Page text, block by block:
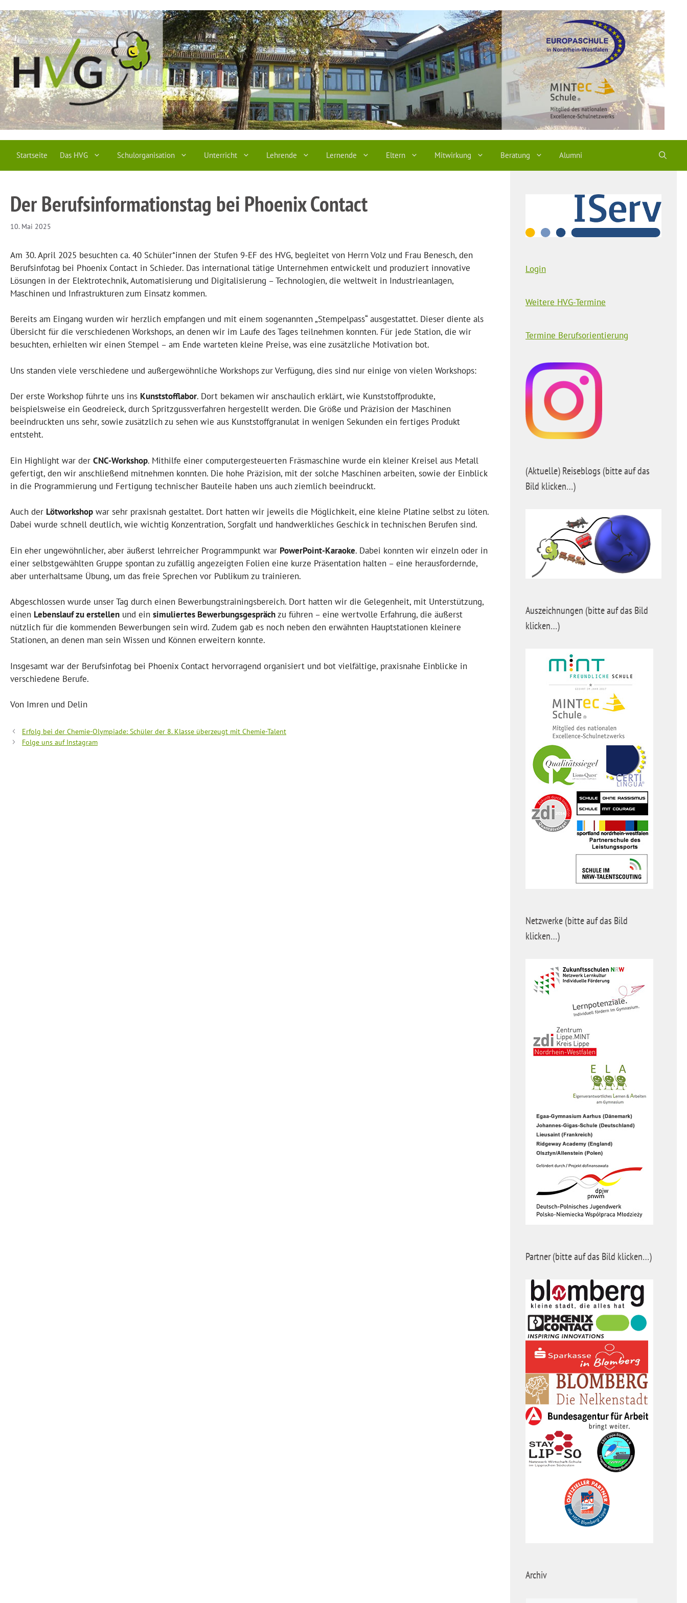
Inhalt
springen
Startseite Das HVG Schulorganisation Unterricht Lehrende Lernende Eltern Mitwirkung Beratung Alumni
Der Berufsinformationstag bei Phoenix Contact
10. Mai 2025
Am 30. April 2025 besuchten ca. 40 Schüler*innen der Stufen 9-EF des HVG, begleitet von Herrn Volz und Frau Benesch, den
Berufsinfotag bei Phoenix Contact in Schieder. Das international tätige Unternehmen entwickelt und produziert innovative
Lösungen in der Elektrotechnik, Automatisierung und Digitalisierung – Technologien, die weltweit in Industrieanlagen,
Maschinen und Infrastrukturen zum Einsatz kommen.
Bereits am Eingang wurden wir herzlich empfangen und mit einem sogenannten „Stempelpass“ ausgestattet. Dieser diente als
Übersicht für die verschiedenen Workshops, an denen wir im Laufe des Tages teilnehmen konnten. Für jede Station, die wir
besuchten, erhielten wir einen Stempel – am Ende warteten kleine Preise, was eine zusätzliche Motivation bot.
Uns standen viele verschiedene und außergewöhnliche Workshops zur Verfügung, dies sind nur einige von vielen Workshops:
Der erste Workshop führte uns ins Kunststofflabor. Dort bekamen wir anschaulich erklärt, wie Kunststoffprodukte,
beispielsweise ein Geodreieck, durch Spritzgussverfahren hergestellt werden. Die Größe und Präzision der Maschinen
beeindruckten uns sehr, sowie zusätzlich zu sehen wie aus Kunststoffgranulat in wenigen Sekunden ein fertiges Produkt
entsteht.
Ein Highlight war der CNC-Workshop. Mithilfe einer computergesteuerten Fräsmaschine wurde ein kleiner Kreisel aus Metall
gefertigt, den wir anschließend mitnehmen konnten. Die hohe Präzision, mit der solche Maschinen arbeiten, sowie der Einblick
in die Programmierung und Fertigung technischer Bauteile haben uns auch ziemlich beeindruckt.
Auch der Lötworkshop war sehr praxisnah gestaltet. Dort hatten wir jeweils die Möglichkeit, eine kleine Platine selbst zu löten.
Dabei wurde schnell deutlich, wie wichtig Konzentration, Sorgfalt und handwerkliches Geschick in technischen Berufen sind.
Ein eher ungewöhnlicher, aber äußerst lehrreicher Programmpunkt war PowerPoint-Karaoke. Dabei konnten wir einzeln oder in
einer selbstgewählten Gruppe spontan zu zufällig angezeigten Folien eine kurze Präsentation halten – eine herausfordernde,
aber unterhaltsame Übung, um das freie Sprechen vor Publikum zu trainieren.
Abgeschlossen wurde unser Tag durch einen Bewerbungstrainingsbereich. Dort hatten wir die Gelegenheit, mit Unterstützung,
einen Lebenslauf zu erstellen und ein simuliertes Bewerbungsgesprächzu führen – eine wertvolle Erfahrung, die äußerst
nützlich für die kommenden Bewerbungen sein wird. Zudem gab es noch neben den erwähnten Hauptstationen kleinere
Stationen, an denen man sein Wissen und Können erweitern konnte.
Insgesamt war der Berufsinfotag bei Phoenix Contact hervorragend organisiert und bot vielfältige, praxisnahe Einblicke in
verschiedene Berufe.
Von Imren und Delin
Erfolg bei der Chemie-Olympiade: Schüler der 8. Klasse überzeugt mit Chemie-Talent
Folge uns auf Instagram
Login
Weitere HVG-Termine
Termine Berufsorientierung
(Aktuelle) Reiseblogs (bitte auf das
Bild klicken…)
Auszeichnungen (bitte auf das Bild
klicken…)
Netzwerke (bitte auf das Bild
klicken…)
Partner (bitte auf das Bild klicken…)
Archiv